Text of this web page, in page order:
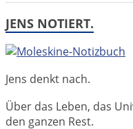
JENS NOTIERT.
Jens denkt nach.
Über das Leben, das
den ganzen Rest.